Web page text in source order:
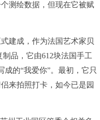
测绘数据，但现在它被赋
建成，作为法国艺术家贝
品，它由612块法国手工
成的“我爱你”。最初，它只
来拍照打卡，如今已是园